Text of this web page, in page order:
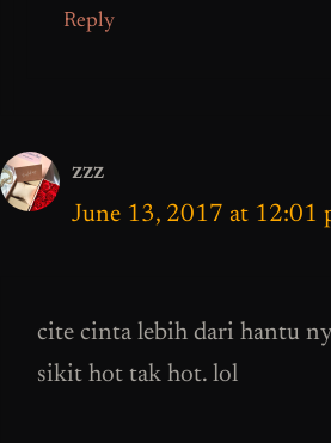
Reply
zzz
June 13, 2017 at 12:01
cite cinta lebih dari hantu
sikit hot tak hot. lol